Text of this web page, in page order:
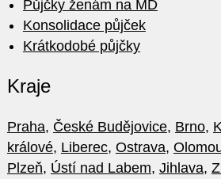
Půjčky ženám na MD
Konsolidace půjček
Krátkodobé půjčky
Kraje
Praha, České Budějovice, Brno,
králové, Liberec, Ostrava,
Plzeň, Ústí nad Labem, Jihlava,